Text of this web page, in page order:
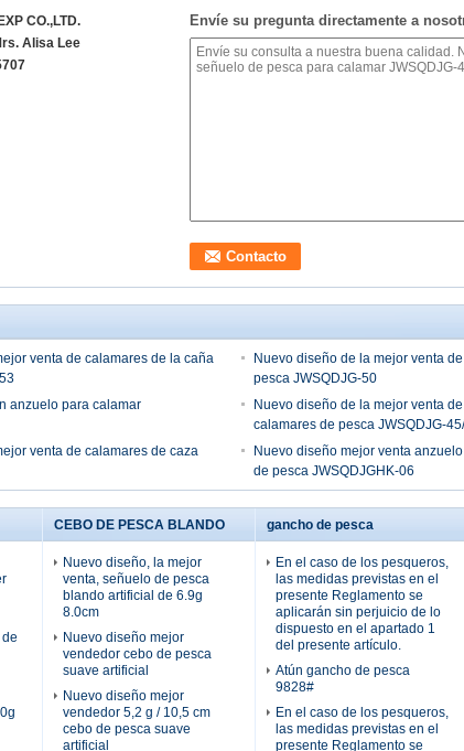
CO.,LTD.
Alisa Lee
Envíe su pregunta directamente a
venta de calamares de la caña
Nuevo diseño de la mejor venta
pesca JWSQDJG-50
anzuelo para calamar
Nuevo diseño de la mejor venta
calamares de pesca JWSQDJG-
venta de calamares de caza
Nuevo diseño mejor venta
de pesca JWSQDJGHK-06
CEBO DE PESCA BLANDO
Nuevo diseño, la mejor
venta, señuelo de pesca
blando artificial de 6.9g
8.0cm
Nuevo diseño mejor
vendedor cebo de pesca
suave artificial
Nuevo diseño mejor
vendedor 5,2 g / 10,5 cm
cebo de pesca suave
artificial
gancho de pesca
En el caso de los pesqueros,
las medidas previstas en el
presente Reglamento se
aplicarán sin perjuicio de lo
dispuesto en el apartado 1
del presente artículo.
Atún gancho de pesca
9828#
En el caso de los pesqueros,
las medidas previstas en el
presente Reglamento se